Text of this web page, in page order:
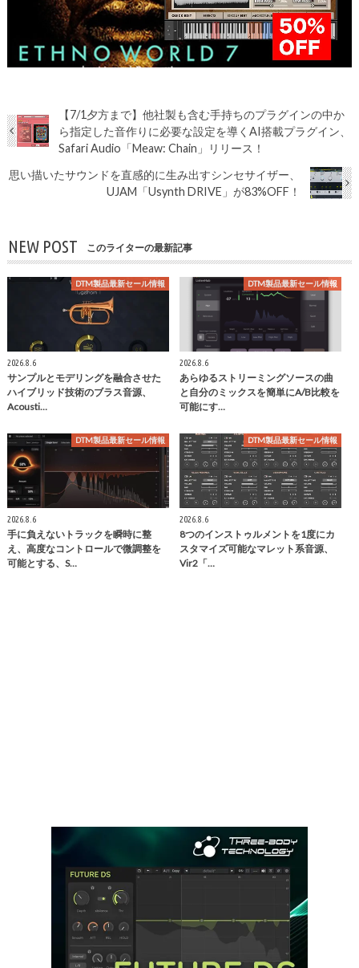
【7/1夕方まで】他社製も含む手持ちのプラグインの中か
ら指定した音作りに必要な設定を導くAI搭載プラグイン、
Safari Audio「Meaw: Chain」リリース！
思い描いたサウンドを直感的に生み出すシンセサイザー、
UJAM「Usynth DRIVE」が83%OFF！
NEW POST このライターの最新記事
DTM製品最新セール情報
2026.8.6
サンプルとモデリングを融合させた
ハイブリッド技術のブラス音源、
Acousti…
DTM製品最新セール情報
2026.8.6
あらゆるストリーミングソースの曲
と自分のミックスを簡単にA/B比較を
可能にす…
DTM製品最新セール情報
2026.8.6
手に負えないトラックを瞬時に整
え、高度なコントロールで微調整を
可能とする、S…
DTM製品最新セール情報
2026.8.6
8つのインストゥルメントを1度にカ
スタマイズ可能なマレット系音源、
Vir2「…